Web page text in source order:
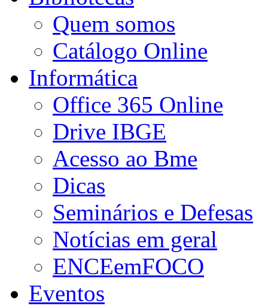
Quem somos
Catálogo Online
Informática
Office 365 Online
Drive IBGE
Acesso ao Bme
Dicas
Seminários e Defesas
Notícias em geral
ENCEemFOCO
Eventos